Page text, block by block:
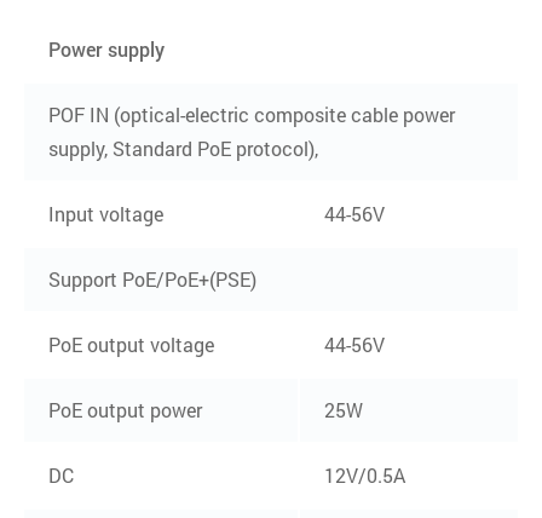
Power supply
POF IN (optical-electric composite cable power
supply, Standard PoE protocol),
Input voltage 44-56V
Support PoE/PoE+(PSE)
PoE output voltage 44-56V
PoE output power 25W
DC 12V/0.5A